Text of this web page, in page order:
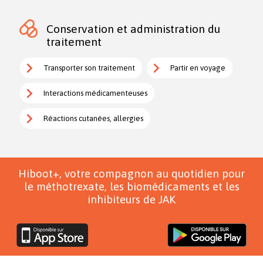
Conservation et administration du
traitement
Transporter son traitement Partir en voyage
Interactions médicamenteuses
Réactions cutanées, allergies
Hiboot+, votre compagnon au quotidien pour
le méthotrexate, les biomédicaments et les
inhibiteurs de JAK